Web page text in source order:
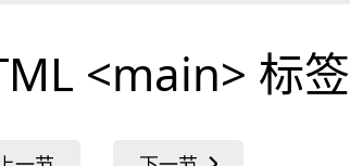
<main> 标签